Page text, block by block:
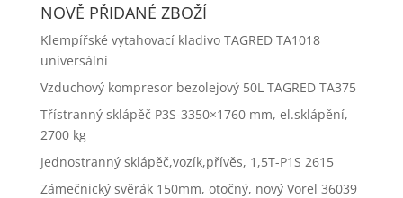
NOVĚ PŘIDANÉ ZBOŽÍ
Klempířské vytahovací kladivo TAGRED TA1018
universální
Vzduchový kompresor bezolejový 50L TAGRED TA375
Třístranný sklápěč P3S-3350×1760 mm, el.sklápění,
2700 kg
Jednostranný sklápěč,vozík,přívěs, 1,5T-P1S 2615
Zámečnický svěrák 150mm, otočný, nový Vorel 36039